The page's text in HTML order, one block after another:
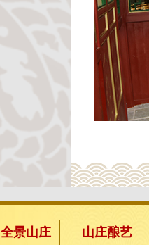
全景山庄 山庄酿艺